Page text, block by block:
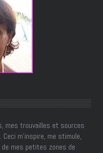
mes trouvailles et sources
m'inspire, me stimule,
mes petites zones de